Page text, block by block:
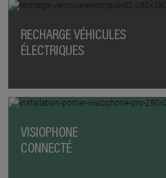
RECHARGE VÉHICULES
ÉLECTRIQUES
VISIOPHONE
CONNECTÉ